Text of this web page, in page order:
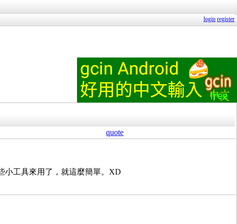
login register
quote
小工具來用了，就這麼簡單。XD